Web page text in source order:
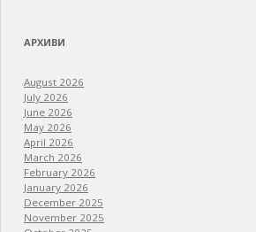
АРХИВИ
August 2026
July 2026
June 2026
May 2026
April 2026
March 2026
February 2026
January 2026
December 2025
November 2025